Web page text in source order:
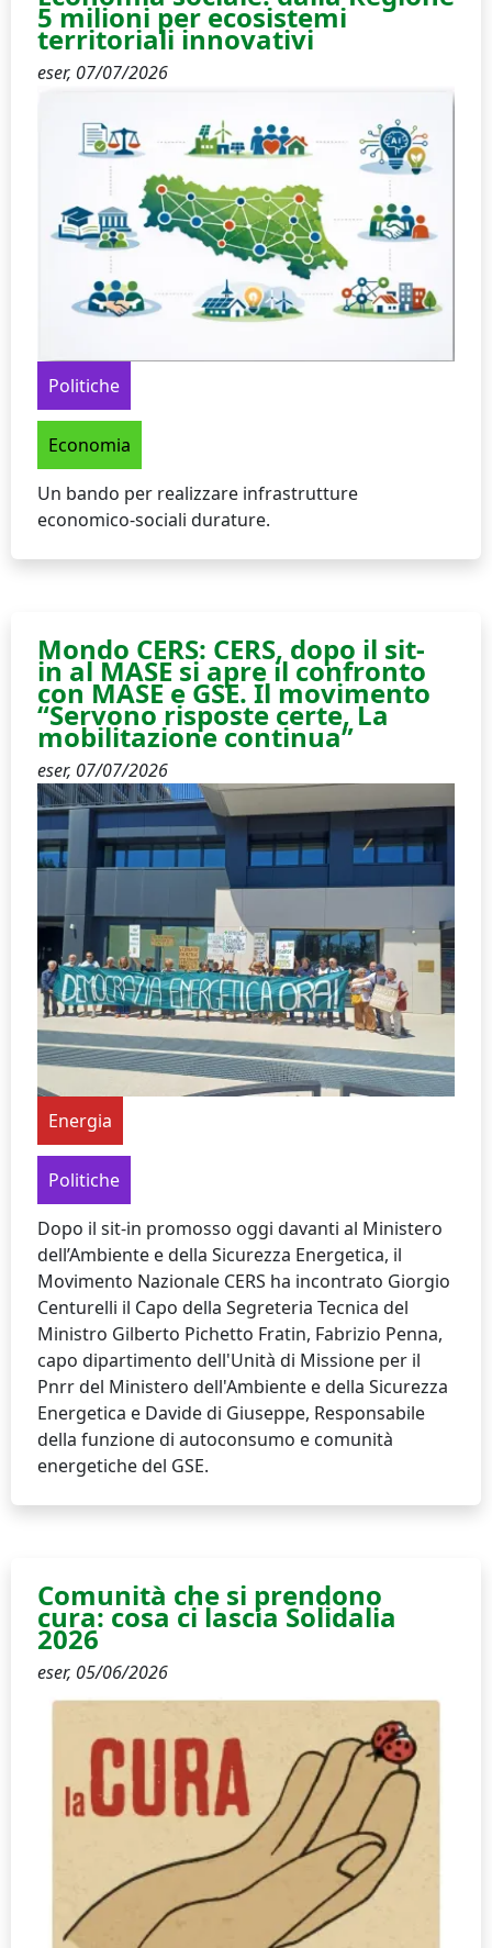
5 milioni per ecosistemi
territoriali innovativi
eser, 07/07/2026
Politiche
Economia
Un bando per realizzare infrastrutture
economico-sociali durature.
Mondo CERS: CERS, dopo il sit-
in al MASE si apre il confronto
con MASE e GSE. Il movimento
“Servono risposte certe, La
mobilitazione continua”
eser, 07/07/2026
Energia
Politiche
Dopo il sit-in promosso oggi davanti al Ministero
dell’Ambiente e della Sicurezza Energetica, il
Movimento Nazionale CERS ha incontrato Giorgio
Centurelli il Capo della Segreteria Tecnica del
Ministro Gilberto Pichetto Fratin, Fabrizio Penna,
capo dipartimento dell'Unità di Missione per il
Pnrr del Ministero dell'Ambiente e della Sicurezza
Energetica e Davide di Giuseppe, Responsabile
della funzione di autoconsumo e comunità
energetiche del GSE.
Comunità che si prendono
cura: cosa ci lascia Solidalia
2026
eser, 05/06/2026